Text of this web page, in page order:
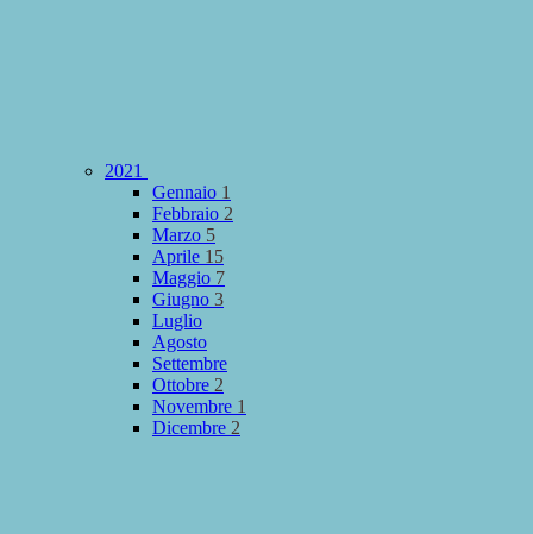
2021
Gennaio 1
Febbraio 2
Marzo 5
Aprile 15
Maggio 7
Giugno 3
Luglio
Agosto
Settembre
Ottobre 2
Novembre 1
Dicembre 2